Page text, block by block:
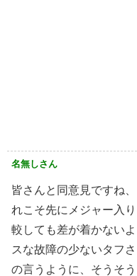
名無しさん
皆さんと同意見ですね
れこそ先にメジャー入
較しても差が着かない
スな故障の少ないタフ
の言うように、そうそ